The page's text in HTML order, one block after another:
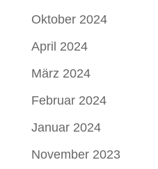
Oktober 2024
April 2024
März 2024
Februar 2024
Januar 2024
November 2023